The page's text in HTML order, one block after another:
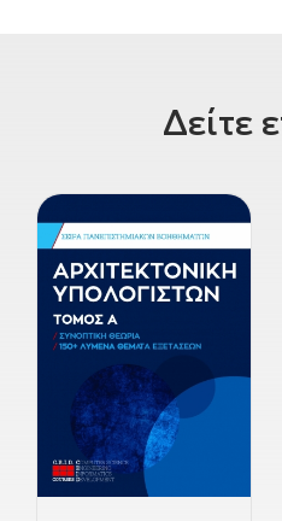
Δείτε